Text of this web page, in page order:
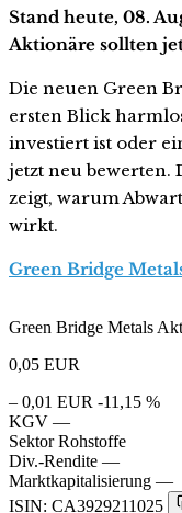
Stand heute, 08.
Aktionäre sollten
Die neuen Green
ersten Blick
investiert ist oder
jetzt neu bewerten.
zeigt, warum
wirkt.
Green Bridge
Green Bridge Metals
0,05 EUR
– 0,01 EUR -11,15 %
KGV —
Sektor Rohstoffe
Div.-Rendite —
Marktkapitalisierung —
ISIN: CA3929211025